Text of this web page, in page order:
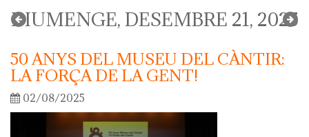
DIUMENGE, DESEMBRE 21, 2025
50 ANYS DEL MUSEU DEL CÀNTIR:
LA FORÇA DE LA GENT!
02/08/2025